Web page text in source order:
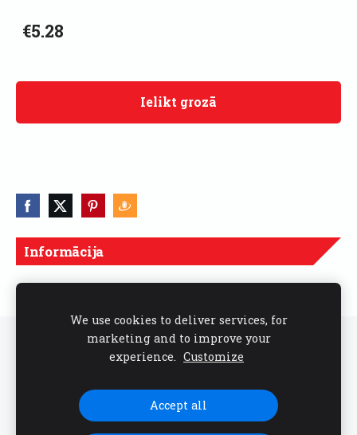
Informācija
Cenas norādītas ar PVN
€5.28
Ielikt grozā
Sīkdatnes
Seko mums sociālajos tīklos
We use cookies to deliver services, for
marketing and to improve your
experience. Customize
Accept all